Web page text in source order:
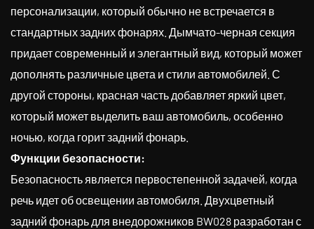
персонализации, который обычно не встречается в
стандартных задних фонарях. Дымчато-черная секция
придает современный и элегантный вид, который может
дополнять различные цвета и стили автомобилей. С
другой стороны, красная часть добавляет яркий цвет,
который может выделить ваш автомобиль, особенно
ночью, когда горит задний фонарь.
Функции безопасности:
Безопасность является первостепенной задачей, когда
речь идет об освещении автомобиля. Двухцветный
задний фонарь для внедорожников BW028 разработан с